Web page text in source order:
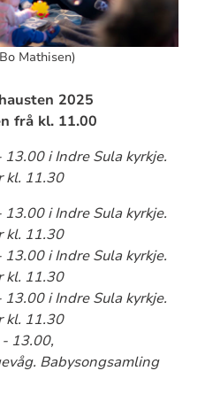
Mathisen)
2025
frå kl. 11.00
i Indre Sula kyrkje.
kl. 11.30
i Indre Sula kyrkje.
kl. 11.30
i Indre Sula kyrkje.
kl. 11.30
i Indre Sula kyrkje.
kl. 11.30
13.00,
Babysongsamling